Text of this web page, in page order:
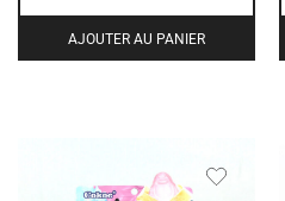
AJOUTER AU PANIER